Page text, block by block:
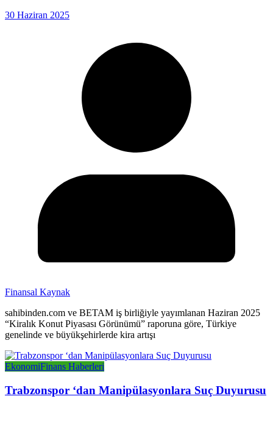
30 Haziran 2025
Finansal Kaynak
sahibinden.com ve BETAM iş birliğiyle yayımlanan Haziran 2025
“Kiralık Konut Piyasası Görünümü” raporuna göre, Türkiye
genelinde ve büyükşehirlerde kira artışı
EkonomiFinans Haberleri
Trabzonspor ‘dan Manipülasyonlara Suç Duyurusu